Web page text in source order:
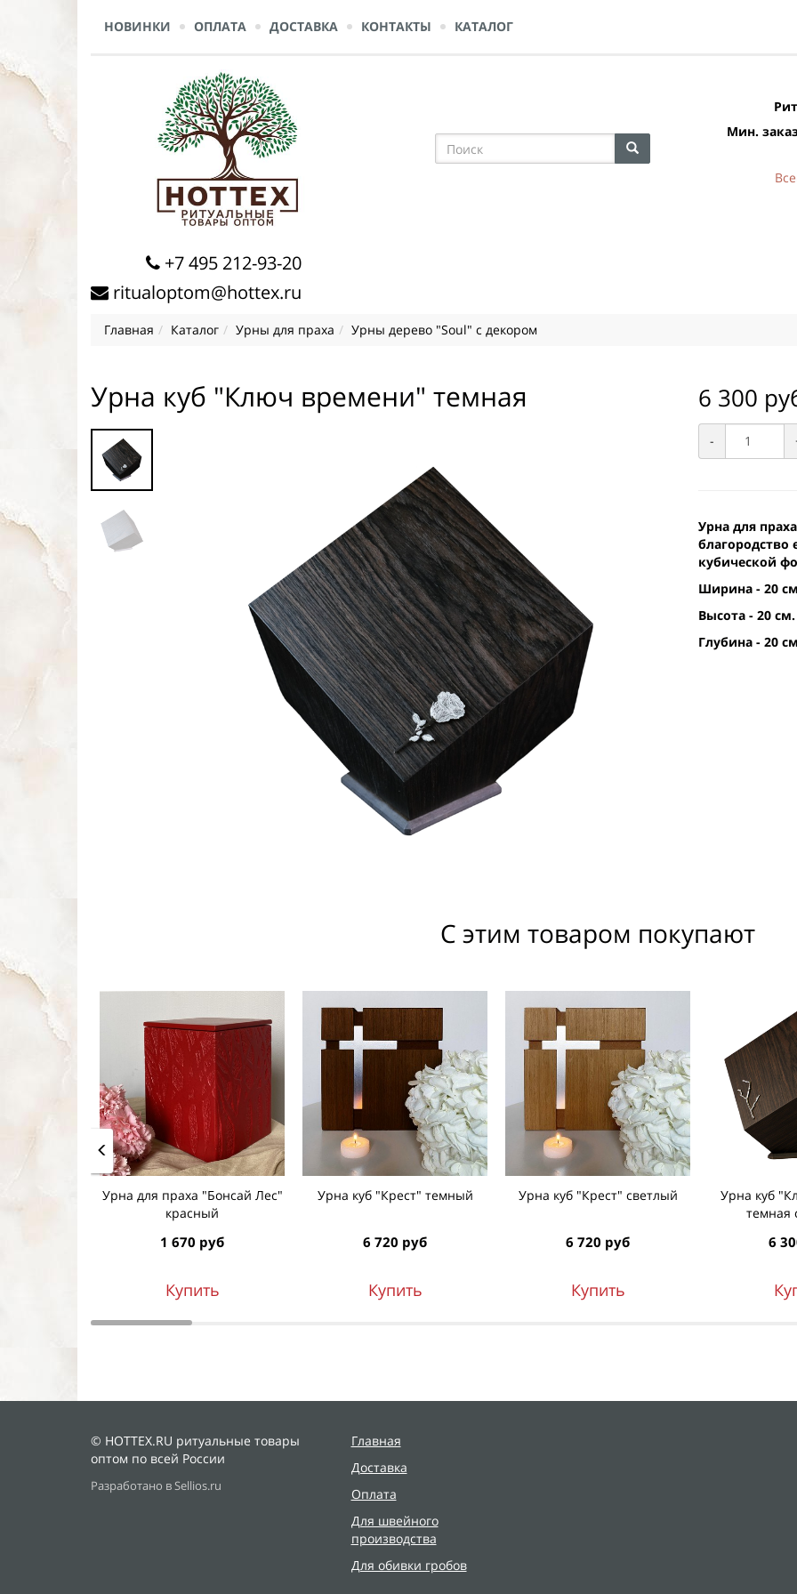
НОВИНКИ ОПЛАТА ДОСТАВКА КОНТАКТЫ КАТАЛОГ
Мин.
+7 495 212-93-20
ritualoptom@hottex.ru
Главная Каталог Урны для праха Урны дерево "Soul" с декором
Урна куб "Ключ времени" темная 6 300
-
Урна для
благородство
кубической
Ширина - 20
Высота - 20 см.
Глубина - 20
С этим товаром покупают
Урна для праха "Бонсай Лес"
красный
1 670 руб
Купить
Урна куб "Крест" темный
6 720 руб
Купить
Урна куб "Крест" светлый
6 720 руб
Купить
Урна куб
темная
6
© HOTTEX.RU ритуальные товары
оптом по всей России
Разработано в Sellios.ru
Главная
Доставка
Оплата
Для швейного
производства
Для обивки гробов